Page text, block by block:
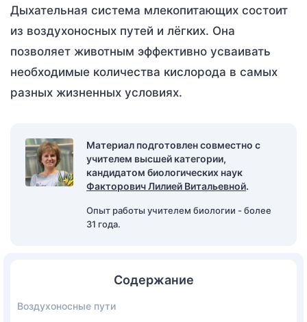
Дыхательная система млекопитающих состоит
из воздухоносных путей и лёгких. Она
позволяет животным эффективно усваивать
необходимые количества кислорода в самых
разных жизненных условиях.
Материал подготовлен совместно с
учителем высшей категории,
кандидатом биологических наук
Факторович Лилией Витальевной.
Опыт работы учителем биологии - более
31 года.
Содержание
Воздухоносные пути